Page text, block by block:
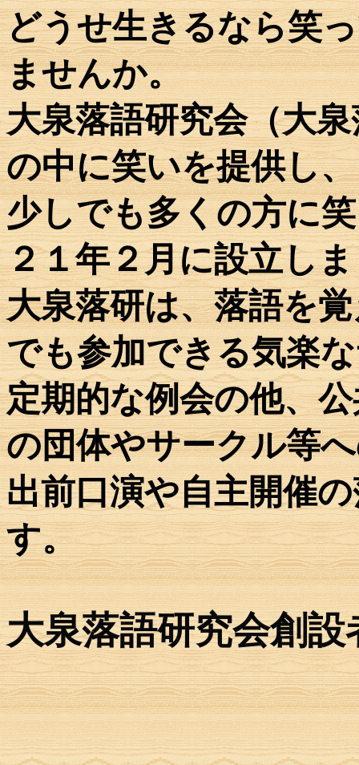
どうせ生きるなら笑
ませんか。
大泉落語研究会（大
の中に笑いを提供し、
少しでも多くの方に
２１年２月に設立し
大泉落研は、落語を
でも参加できる気楽
定期的な例会の他、
の団体やサークル等
出前口演や自主開催
す。
大泉落語研究会創